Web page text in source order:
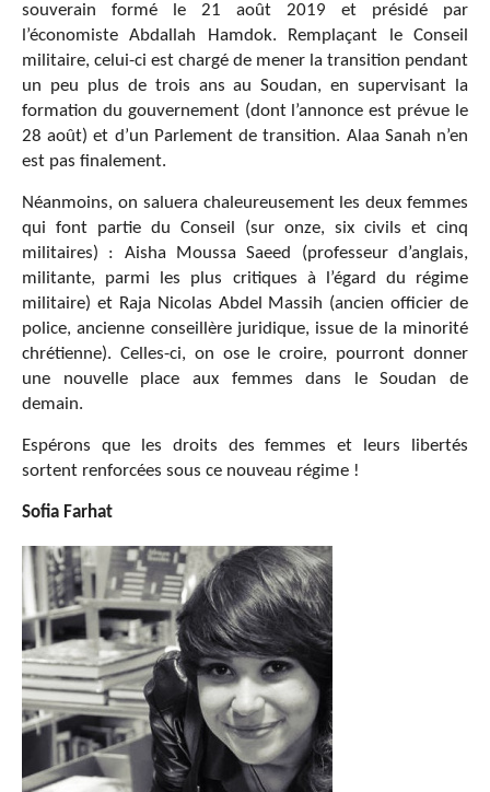
souverain formé le 21 août 2019 et présidé par
l’économiste Abdallah Hamdok. Remplaçant le Conseil
militaire, celui-ci est chargé de mener la transition pendant
un peu plus de trois ans au Soudan, en supervisant la
formation du gouvernement (dont l’annonce est prévue le
28 août) et d’un Parlement de transition. Alaa Sanah n’en
est pas finalement.
Néanmoins, on saluera chaleureusement les deux femmes
qui font partie du Conseil (sur onze, six civils et cinq
militaires) : Aisha Moussa Saeed (professeur d’anglais,
militante, parmi les plus critiques à l’égard du régime
militaire) et Raja Nicolas Abdel Massih (ancien officier de
police, ancienne conseillère juridique, issue de la minorité
chrétienne). Celles-ci, on ose le croire, pourront donner
une nouvelle place aux femmes dans le Soudan de
demain.
Espérons que les droits des femmes et leurs
libertés
sortent renforcées sous ce nouveau régime !
Sofia Farhat